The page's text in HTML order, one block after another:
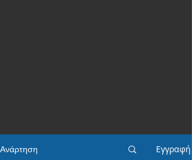
Ανάρτηση Εγγραφή